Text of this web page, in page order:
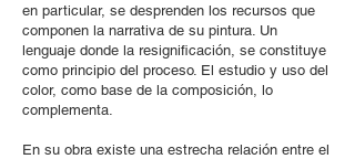
en particular, se desprenden los recursos que
componen la narrativa de su pintura. Un
lenguaje donde la resignificación, se constituye
como principio del proceso. El estudio y uso del
color, como base de la composición, lo
complementa.
En su obra existe una estrecha relación entre el